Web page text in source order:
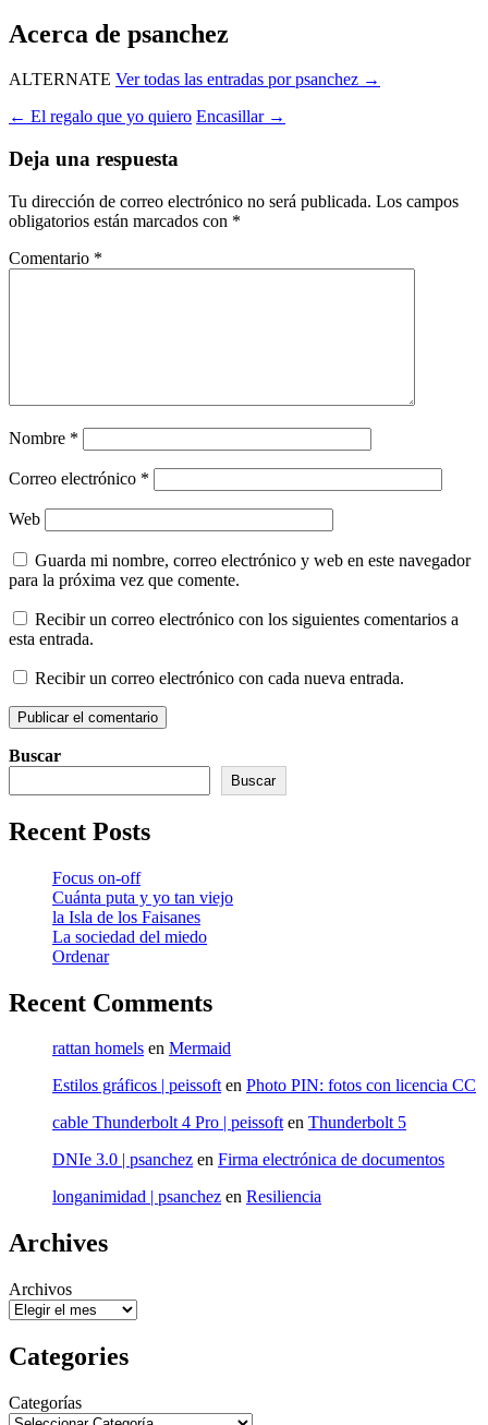
Acerca de psanchez
ALTERNATE Ver todas las entradas por psanchez →
Navegación
de
entradas
← El regalo que yo quiero Encasillar →
Deja una respuesta
Tu dirección de correo electrónico no será publicada. Los campos
obligatorios están marcados con *
Comentario *
Nombre *
Correo electrónico *
Web
Guarda mi nombre, correo electrónico y web en este navegador
para la próxima vez que comente.
Recibir un correo electrónico con los siguientes comentarios a
esta entrada.
Recibir un correo electrónico con cada nueva entrada.
Buscar
Buscar
Recent Posts
Focus on-off
Cuánta puta y yo tan viejo
la Isla de los Faisanes
La sociedad del miedo
Ordenar
Recent Comments
rattan homels en Mermaid
Estilos gráficos | peissoften Photo PIN: fotos con licencia CC
cable Thunderbolt 4 Pro | peissoften Thunderbolt 5
DNIe 3.0 | psanchez en Firma electrónica de documentos
longanimidad | psanchez en Resiliencia
Archives
Archivos
Categories
Categorías